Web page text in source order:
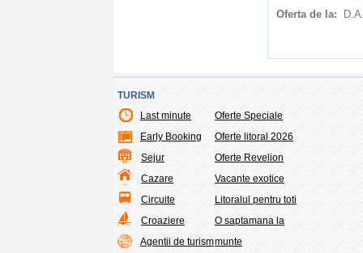
Oferta de la:
TURISM
Last minute
Early Booking
Sejur
Cazare
Circuite
Croaziere
Agentii de turism
Oferte Speciale
Oferte litoral 2026
Oferte Revelion
Vacante exotice
Litoralul pentru toti
O saptamana la
munte